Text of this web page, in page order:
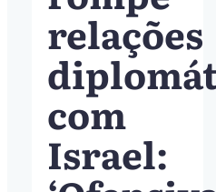
relações
com
Israel: